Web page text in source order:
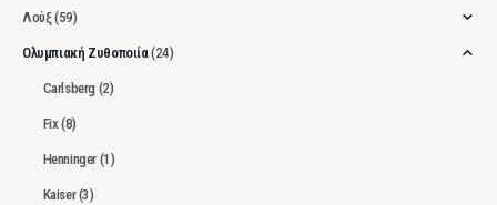
Λούξ(59)
Ολυμπιακή Ζυθοποιία(24)
Carlsberg (2)
Fix(8)
Henninger (1)
Kaiser(3)